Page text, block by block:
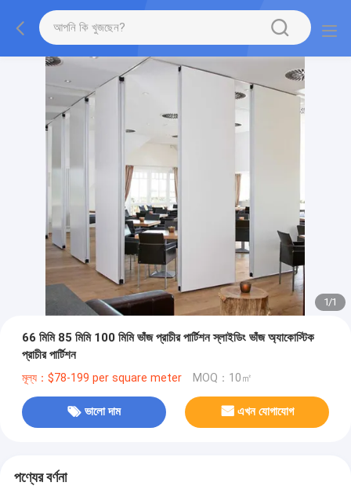
1/1
66 মিমি 85 মিমি 100 মিমি ভাঁজ প্রাচীর পার্টিশন স্লাইডিং ভাঁজ অ্যাকোস্টিক
প্রাচীর পার্টিশন
মূল্য：$78-199 per square meter MOQ：10㎡
ভালো দাম এখন যোগাযোগ
পণ্যের বর্ণনা